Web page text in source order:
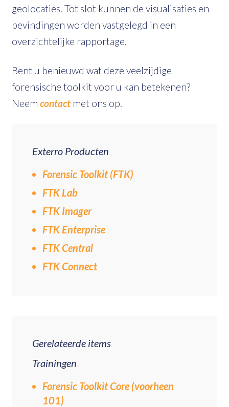
geolocaties. Tot slot kunnen de visualisaties en
bevindingen worden vastgelegd in een
overzichtelijke rapportage.
Bent u benieuwd wat deze veelzijdige
forensische toolkit voor u kan betekenen?
Neem contact met ons op.
Exterro Producten
Forensic Toolkit (FTK)
FTK Lab
FTK Imager
FTK Enterprise
FTK Central
FTK Connect
Gerelateerde items
Trainingen
Forensic Toolkit Core (voorheen
101)